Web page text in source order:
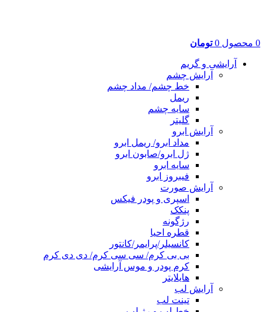
0 محصول 0 تومان
آرایشی و گریم
آرایش چشم
خط چشم/ مداد چشم
ریمل
سایه چشم
گلیتر
آرایش ابرو
مداد ابرو/ ریمل ابرو
ژل ابرو/صابون ابرو
سایه ابرو
فیبروز ابرو
آرایش صورت
اسپری و پودر فیکس
پنکک
رژگونه
قطره احیا
کانسیلر/پرایمر/کانتور
بی بی کرم/ سی سی کرم/ دی دی کرم
کرم پودر و موس آرایشی
هایلایتر
آرایش لب
تینت لب